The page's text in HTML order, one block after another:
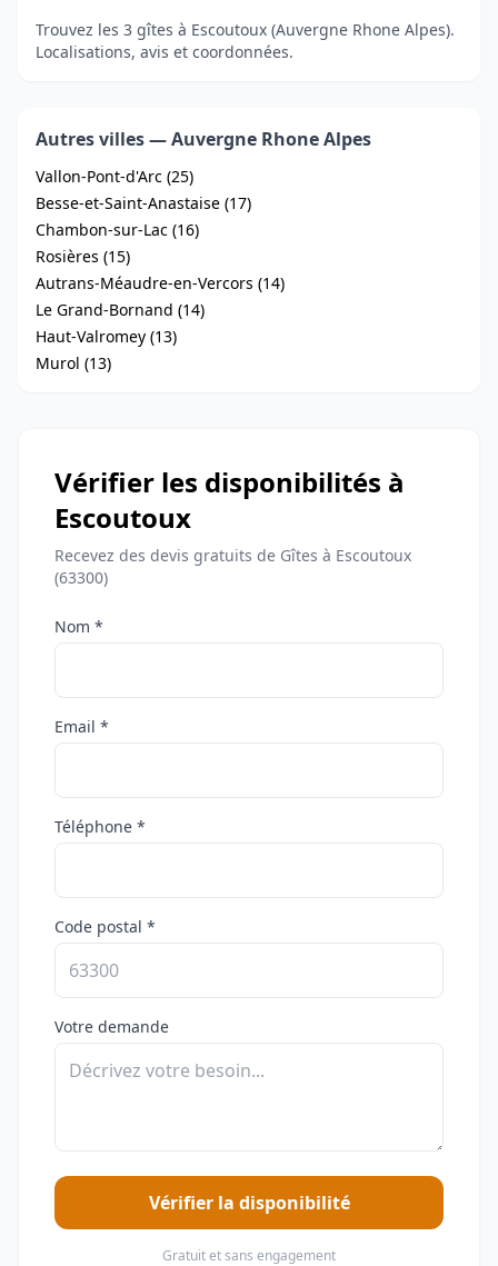
Trouvez les 3 gîtes à Escoutoux (Auvergne Rhone Alpes).
Localisations, avis et coordonnées.
Autres villes — Auvergne Rhone Alpes
Vallon-Pont-d'Arc (25)
Besse-et-Saint-Anastaise (17)
Chambon-sur-Lac (16)
Rosières (15)
Autrans-Méaudre-en-Vercors (14)
Le Grand-Bornand (14)
Haut-Valromey (13)
Murol (13)
Vérifier les disponibilités à
Escoutoux
Recevez des devis gratuits de Gîtes à Escoutoux
(63300)
Nom *
Email *
Téléphone *
Code postal *
Votre demande
Vérifier la disponibilité
Gratuit et sans engagement